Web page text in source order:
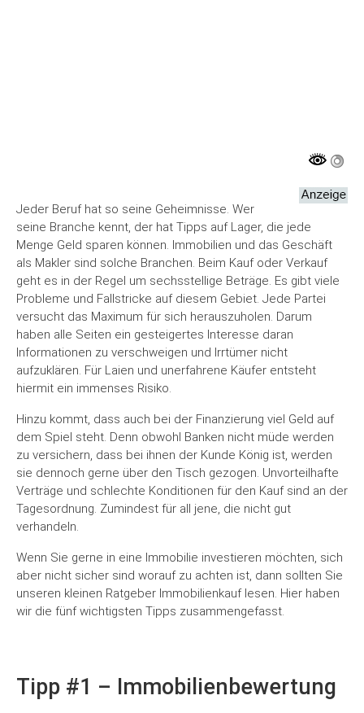
Jeder Beruf hat so seine Geheimnisse. Wer
seine Branche kennt, der hat Tipps auf Lager, die jede
Menge Geld sparen können. Immobilien und das Geschäft
als Makler sind solche Branchen. Beim Kauf oder Verkauf
geht es in der Regel um sechsstellige Beträge. Es gibt viele
Probleme und Fallstricke auf diesem Gebiet. Jede Partei
versucht das Maximum für sich herauszuholen. Darum
haben alle Seiten ein gesteigertes Interesse daran
Informationen zu verschweigen und Irrtümer nicht
aufzuklären. Für Laien und unerfahrene Käufer entsteht
hiermit ein immenses Risiko.
Hinzu kommt, dass auch bei der Finanzierung viel Geld auf
dem Spiel steht. Denn obwohl Banken nicht müde werden
zu versichern, dass bei ihnen der Kunde König ist, werden
sie dennoch gerne über den Tisch gezogen. Unvorteilhafte
Verträge und schlechte Konditionen für den Kauf sind an der
Tagesordnung. Zumindest für all jene, die nicht gut
verhandeln.
Wenn Sie gerne in eine Immobilie investieren möchten, sich
aber nicht sicher sind worauf zu achten ist, dann sollten Sie
unseren kleinen Ratgeber Immobilienkauf lesen. Hier haben
wir die fünf wichtigsten Tipps zusammengefasst.
Tipp #1 – Immobilienbewertung